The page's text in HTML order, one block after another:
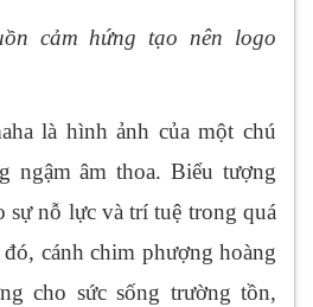
cảm hứng tạo nên logo
là hình ảnh của một chú
ngậm âm thoa. Biểu tượng
sự nỗ lực và trí tuệ trong quá
cánh chim phượng hoàng
cho sức sống trường tồn,